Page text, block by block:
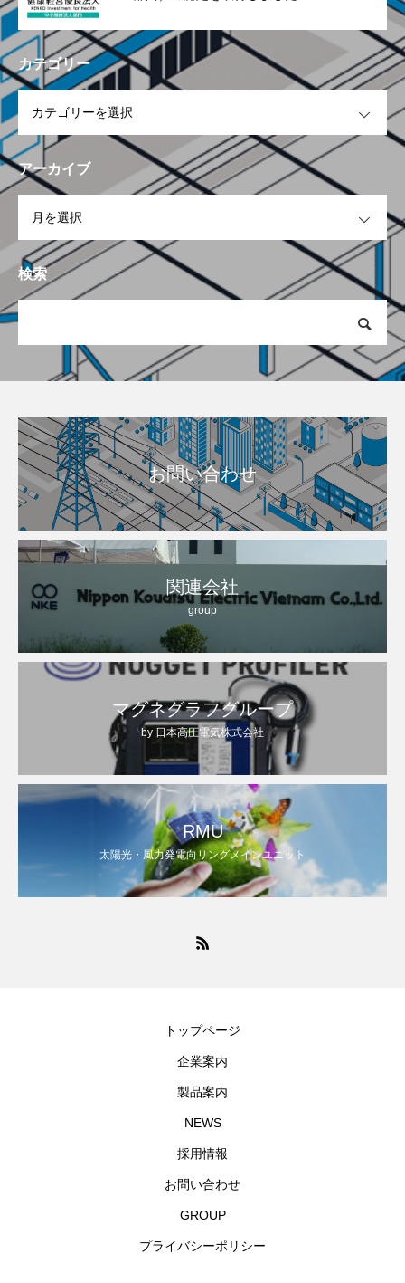
カテゴリー
アーカイブ
検索
お問い合わせ
関連会社
group
マグネグラフグループ
by 日本高圧電気株式会社
RMU
太陽光・風力発電向リングメインユニット
トップページ
企業案内
製品案内
NEWS
採用情報
お問い合わせ
GROUP
プライバシーポリシー